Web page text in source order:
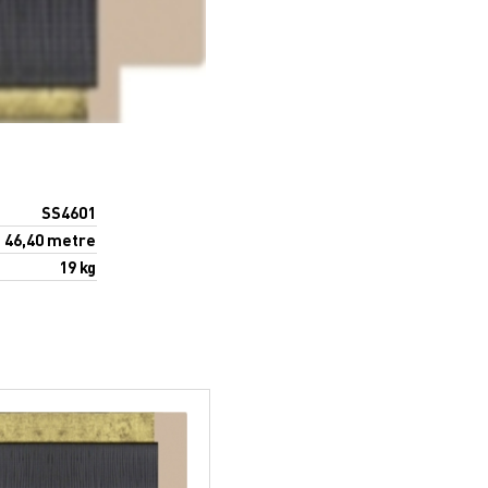
SS4601
46,40 metre
19 kg